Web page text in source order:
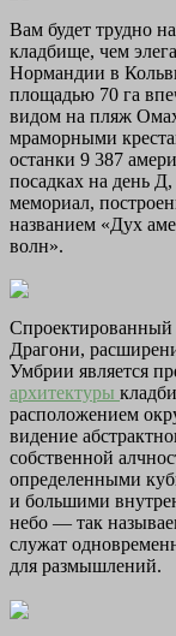
Вам будет трудно
кладбище, чем
Нормандии в
площадью 70 га
видом на пляж
мраморными
останки 9 387
посадках на день
мемориал,
названием «Дух
волн».
Спроектированный
Драгони,
Умбрии является
архитектуры
расположением
видение
собственной
определенными
и большими
небо — так
служат
для размышлений.